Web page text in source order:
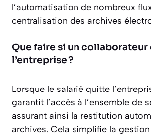
l’automatisation de nombreux
centralisation des archives
Que faire si un
l’entreprise ?
Lorsque le salarié quitte
garantit l’accès à l’ensemble de
assurant ainsi la restitution
archives. Cela simplifie la